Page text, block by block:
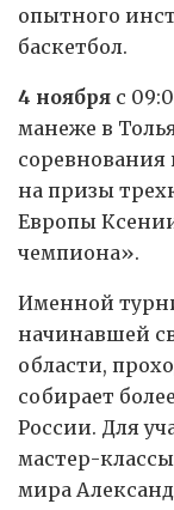
опытного
баскетбол.
4 ноября с
манеже в
соревнования
на призы
Европы
чемпиона».
Именной
начинавшей
области,
собирает
России. Для
мастер-
мира